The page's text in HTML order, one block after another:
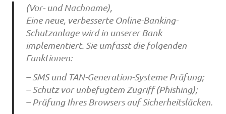
(Vor- und Nachname),
Eine neue, verbesserte Online-Banking-
Schutzanlage wird in unserer Bank
implementiert. Sie umfasst die folgenden
Funktionen:
– SMS und TAN-Generation-Systeme Prüfung;
– Schutz vor unbefugtem Zugriff (Phishing);
– Prüfung Ihres Browsers auf Sicherheitslücken.